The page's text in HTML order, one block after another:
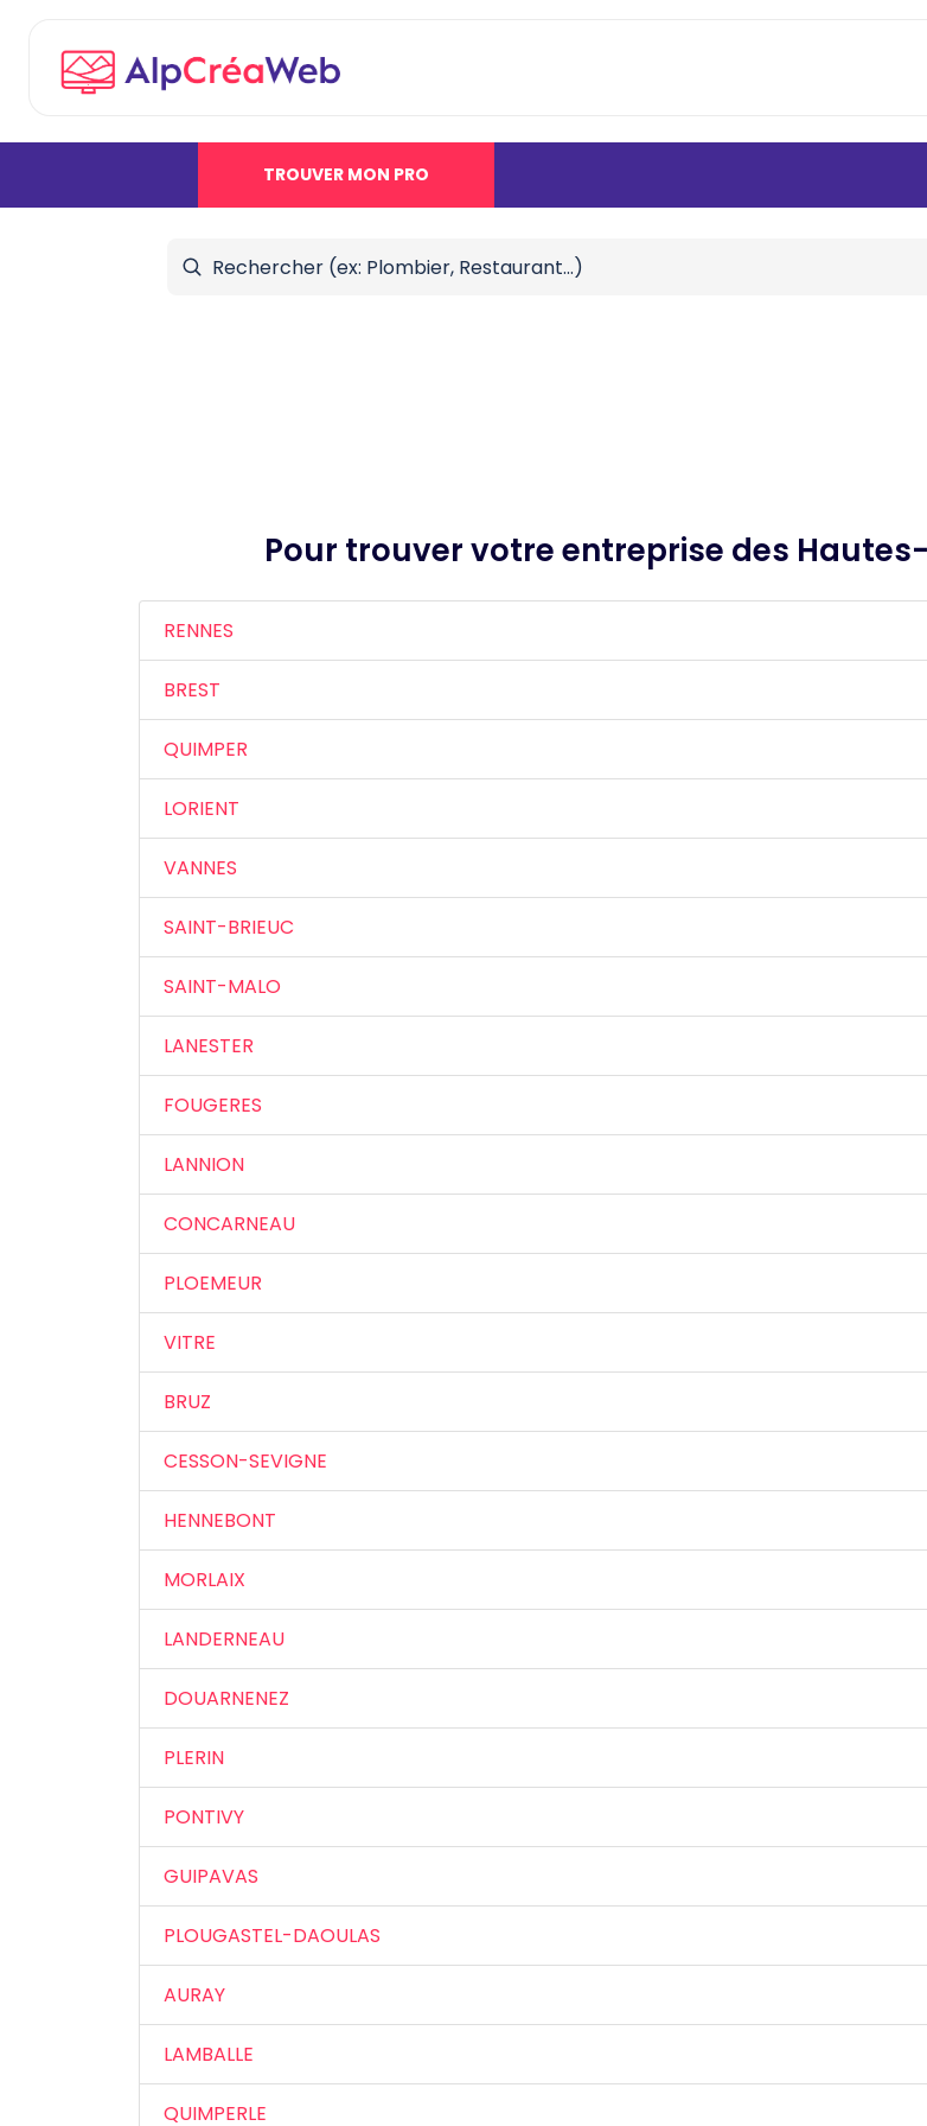
TROUVER MON PRO
Pour trouver votre entreprise des
RENNES
BREST
QUIMPER
LORIENT
VANNES
SAINT-BRIEUC
SAINT-MALO
LANESTER
FOUGERES
LANNION
CONCARNEAU
PLOEMEUR
VITRE
BRUZ
CESSON-SEVIGNE
HENNEBONT
MORLAIX
LANDERNEAU
DOUARNENEZ
PLERIN
PONTIVY
GUIPAVAS
PLOUGASTEL-DAOULAS
AURAY
LAMBALLE
QUIMPERLE